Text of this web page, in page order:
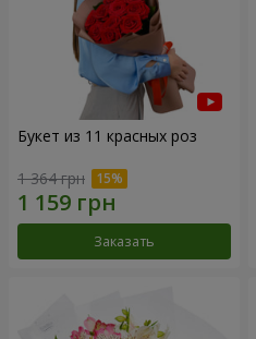
Букет из 11 красных роз
1 364 грн
Заказать